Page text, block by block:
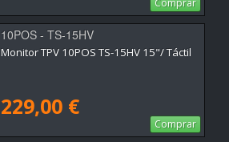
Comprar
10POS - TS-15HV
Monitor TPV 10POS TS-15HV 15"/ Táctil
229,00 €
Comprar